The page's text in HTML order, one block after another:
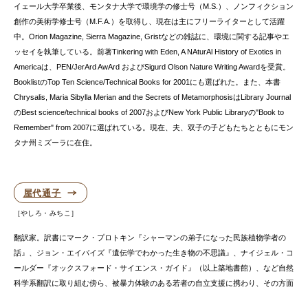
イェール大学卒業後、モンタナ大学で環境学の修士号（M.S.）、ノンフィクション
創作の美術学修士号（M.F.A.）を取得し、現在は主にフリーライターとして活躍
中。Orion Magazine, Sierra Magazine, Gristなどの雑誌に、環境に関する記事やエ
ッセイを執筆している。前著Tinkering with Eden, A NAturAl History of Exotics in
Americaは、PEN/JerArd AwArd およびSigurd Olson Nature Writing Awardを受賞。
BooklistのTop Ten Science/Technical Books for 2001にも選ばれた。また、本書
Chrysalis, Maria Sibylla Merian and the Secrets of MetamorphosisはLibrary Journal
のBest science/technical books of 2007およびNew York Public Libraryの"Book to
Remember" from 2007に選ばれている。現在、夫、双子の子どもたちとともにモン
タナ州ミズーラに在住。
屋代通子
やしろ・みちこ
翻訳家。訳書にマーク・プロトキン『シャーマンの弟子になった民族植物学者の
話』、ジョン・エイバイズ『遺伝学でわかった生き物の不思議』、ナイジェル・コ
ールダー『オックスフォード・サイエンス・ガイド』（以上築地書館）、など自然
科学系翻訳に取り組む傍ら、被暴力体験のある若者の自立支援に携わり、その方面